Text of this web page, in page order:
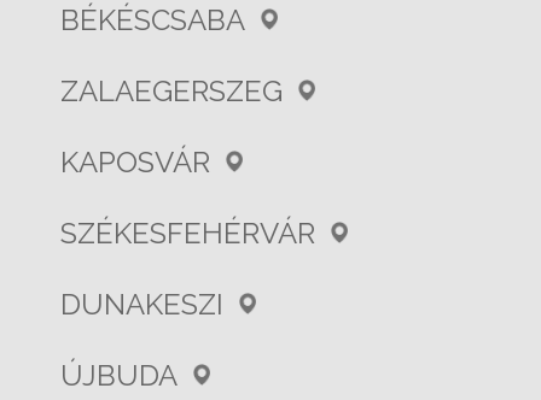
BÉKÉSCSABA
ZALAEGERSZEG
KAPOSVÁR
SZÉKESFEHÉRVÁR
DUNAKESZI
ÚJBUDA